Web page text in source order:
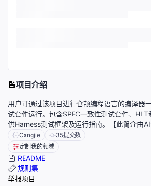
项目介绍
用户可通过该项目进行仓颉编程语言的编译器
试套件运行。包含SPEC一致性测试套件、
供Harness测试框架及运行指南。【此简介由AI
Cangjie 35提交数
定制我的领域
README
规则集
举报项目